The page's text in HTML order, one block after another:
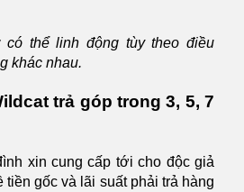
có thể linh động tùy theo điều
khác nhau.
trả góp trong 3, 5, 7
xin cung cấp tới cho độc giả
tiền gốc và lãi suất phải trả hàng